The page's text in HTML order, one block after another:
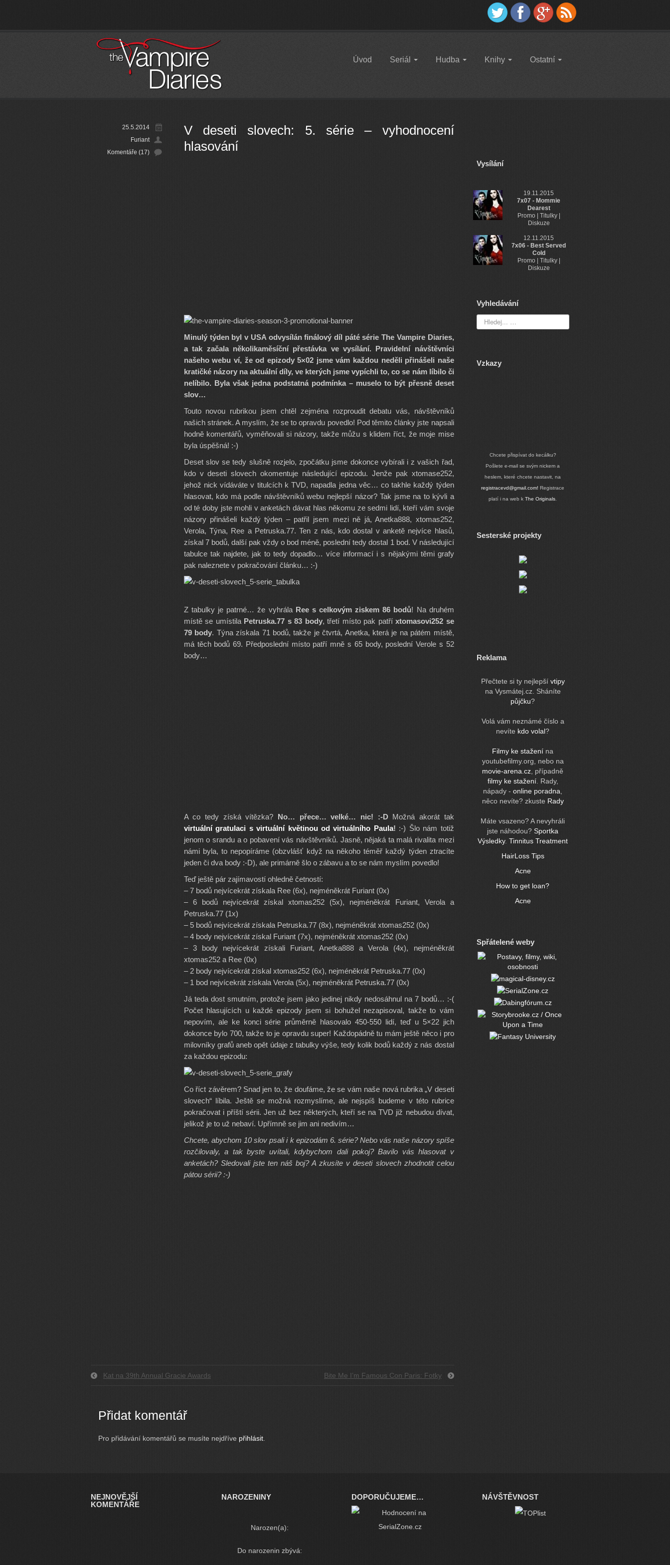
Úvod Seriál Hudba Knihy Ostatní
25.5.2014
Furiant
Komentáře (17)
V deseti slovech: 5. série – vyhodnocení
hlasování
Minulý týden byl v USA odvysílán finálový díl páté série The Vampire Diaries,
a tak začala několikaměsíční přestávka ve vysílání. Pravidelní návštěvníci
našeho webu ví, že od epizody 5×02 jsme vám každou neděli přinášeli naše
kratičké názory na aktuální díly, ve kterých jsme vypíchli to, co se nám líbilo či
nelíbilo. Byla však jedna podstatná podmínka – muselo to být přesně deset
slov…
Touto novou rubrikou jsem chtěl zejména rozproudit debatu vás, návštěvníků
našich stránek. A myslím, že se to opravdu povedlo! Pod těmito články jste napsali
hodně komentářů, vyměňovali si názory, takže můžu s klidem říct, že moje mise
byla úspěšná! :-)
Deset slov se tedy slušně rozjelo, zpočátku jsme dokonce vybírali i z vašich řad,
kdo v deseti slovech okomentuje následující epizodu. Jenže pak xtomase252,
jehož nick vídáváte v titulcích k TVD, napadla jedna věc… co takhle každý týden
hlasovat, kdo má podle návštěvníků webu nejlepší názor? Tak jsme na to kývli a
od té doby jste mohli v anketách dávat hlas někomu ze sedmi lidí, kteří vám svoje
názory přinášeli každý týden – patřil jsem mezi ně já, Anetka888, xtomas252,
Verola, Týna, Ree a Petruska.77. Ten z nás, kdo dostal v anketě nejvíce hlasů,
získal 7 bodů, další pak vždy o bod méně, poslední tedy dostal 1 bod. V následující
tabulce tak najdete, jak to tedy dopadlo… více informací i s nějakými těmi grafy
pak naleznete v pokračování článku… :-)
Z tabulky je patrné… že vyhrála Ree s celkovým ziskem 86 bodů! Na druhém
místě se umístila Petruska.77 s 83 body, třetí místo pak patříxtomasovi252 se
79 body. Týna získala 71 bodů, takže je čtvrtá, Anetka, která je na pátém místě,
má těch bodů 69. Předposlední místo patří mně s 65 body, poslední Verole s 52
body…
A co tedy získá vítězka? No… přece… velké… nic! :-DMožná akorát tak
virtuální gratulaci s virtuální květinou od virtuálního Paula! :-) Šlo nám totiž
jenom o srandu a o pobavení vás návštěvníků. Jasně, nějaká ta malá rivalita mezi
námi byla, to nepopíráme (obzvlášť když na někoho téměř každý týden ztracíte
jeden či dva body :-D), ale primárně šlo o zábavu a to se nám myslím povedlo!
Teď ještě pár zajímavostí ohledně četností:
– 7 bodů nejvícekrát získala Ree (6x), nejméněkrát Furiant (0x)
– 6 bodů nejvícekrát získal xtomas252 (5x), nejméněkrát Furiant, Verola a
Petruska.77 (1x)
– 5 bodů nejvícekrát získala Petruska.77 (8x), nejméněkrát xtomas252 (0x)
– 4 body nejvícekrát získal Furiant (7x), nejméněkrát xtomas252 (0x)
– 3 body nejvícekrát získali Furiant, Anetka888 a Verola (4x), nejméněkrát
xtomas252 a Ree (0x)
– 2 body nejvícekrát získal xtomas252 (6x), nejméněkrát Petruska.77 (0x)
– 1 bod nejvícekrát získala Verola (5x), nejméněkrát Petruska.77 (0x)
Já teda dost smutním, protože jsem jako jedinej nikdy nedosáhnul na 7 bodů… :-(
Počet hlasujících u každé epizody jsem si bohužel nezapisoval, takže to vám
nepovím, ale ke konci série průměrně hlasovalo 450-550 lidí, teď u 5×22 jich
dokonce bylo 700, takže to je opravdu super! Každopádně tu mám ještě něco i pro
milovníky grafů aneb opět údaje z tabulky výše, tedy kolik bodů každý z nás dostal
za každou epizodu:
Co říct závěrem? Snad jen to, že doufáme, že se vám naše nová rubrika „V deseti
slovech“ líbila. Ještě se možná rozmyslíme, ale nejspíš budeme v této rubrice
pokračovat i příští sérii. Jen už bez některých, kteří se na TVD již nebudou dívat,
jelikož je to už nebaví. Upřímně se jim ani nedivím…
Chcete, abychom 10 slov psali i k epizodám 6. série? Nebo vás naše názory spíše
rozčilovaly, a tak byste uvítali, kdybychom dali pokoj? Bavilo vás hlasovat v
anketách? Sledovali jste ten náš boj? A zkusíte v deseti slovech zhodnotit celou
pátou sérii? :-)
Kat na 39th Annual Gracie Awards Bite Me I’m Famous Con Paris: Fotky
Přidat komentář
Pro přidávání komentářů se musíte nejdříve přihlásit
Vysílání
19.11.2015
7x07 - Mommie
Dearest
Promo | Titulky |
Diskuze
12.11.2015
7x06 - Best Served
Cold
Promo | Titulky |
Diskuze
Vyhledávání
Vzkazy
Chcete přispívat do kecálku?
Pošlete e-mail se svým nickem a
heslem, které chcete nastavit, na
registracevd@gmail.com! Registrace
platí i na web kThe Originals
Sesterské projekty
Reklama
Přečtete si ty nejlepší vtipy
na Vysmátej.cz. Sháníte
půjčku?
Volá vám neznámé číslo a
nevíte kdo volal?
Filmy ke stažení na
youtubefilmy.org, nebo na
movie-arena.cz , případně
filmy ke stažení. Rady,
nápady -online poradna
něco nevíte? zkuste Rady
Máte vsazeno? A nevyhráli
jste náhodou?Sportka
Výsledky.Tinnitus Treatment
HairLoss Tips
Acne
How to get loan?
Acne
Spřátelené weby
NEJNOVĚJŠÍ
KOMENTÁŘE
NAROZENINY
Narozen(a):
Do narozenin zbývá:
DOPORUČUJEME… NÁVŠTĚVNOST